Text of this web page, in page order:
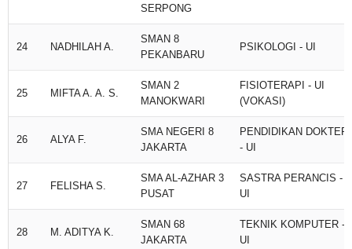
SERPONG
24 NADHILAH A.
SMAN 8
PEKANBARU
PSIKOLOGI - UI
25 MIFTA A. A. S.
SMAN 2
MANOKWARI
FISIOTERAPI - UI
(VOKASI)
26 ALYA F.
SMA NEGERI 8
JAKARTA
PENDIDIKAN DOKTER
- UI
27 FELISHA S.
SMA AL-AZHAR 3
PUSAT
SASTRA PERANCIS -
UI
28 M. ADITYA K.
SMAN 68
JAKARTA
TEKNIK KOMPUTER -
UI